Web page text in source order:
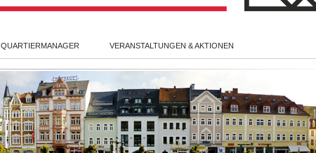
QUARTIERMANAGER VERANSTALTUNGEN & AKTIONEN